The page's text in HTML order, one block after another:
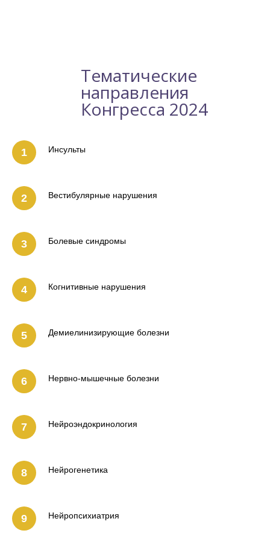
Тематические
направления
Конгресса 2024
Инсульты
Вестибулярные нарушения
Болевые синдромы
Когнитивные нарушения
Демиелинизирующие болезни
Нервно-мышечные болезни
Нейроэндокринология
Нейрогенетика
Нейропсихиатрия